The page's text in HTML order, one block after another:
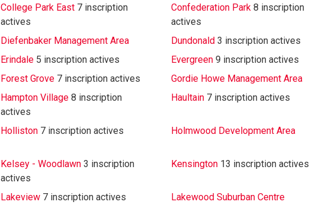
College Park East 7 inscription
actives
Confederation Park 8 inscription
actives
Diefenbaker Management Area Dundonald 3 inscription actives
Erindale 5 inscription actives Evergreen 9 inscription actives
Forest Grove 7 inscription actives Gordie Howe Management Area
Hampton Village 8 inscription
actives
Haultain 7 inscription actives
Holliston 7 inscription actives Holmwood Development Area
Kelsey - Woodlawn 3 inscription
actives
Kensington 13 inscription actives
Lakeview 7 inscription actives Lakewood Suburban Centre